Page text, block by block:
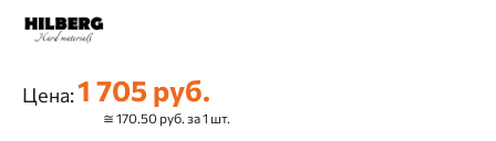
Цена:1 705 руб.
≅ 170.50 руб. за 1 шт.